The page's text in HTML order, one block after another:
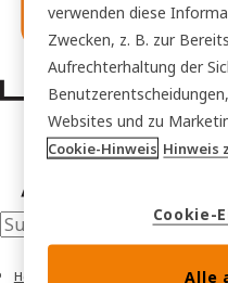
Home
verwenden diese
Zwecken, z. B. zur
Aufrechterhaltung der
Websites und zu
Cookie-Hinweis Hinweis
Cookie-
Alle